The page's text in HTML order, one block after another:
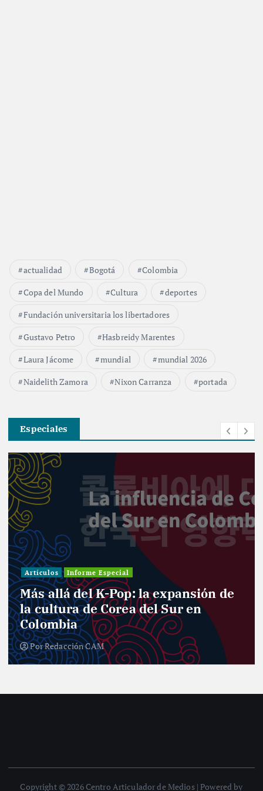
actualidad Bogotá
Colombia
Copa del Mundo
Cultura
deportes
Fundación universitaria los libertadores
Gustavo Petro
Hasbreidy Marentes
Laura Jácome
mundial
mundial 2026
Naidelith Zamora
Nixon Carranza portada
Especiales
Informe Especial
del K-Pop: la expansión de
de Corea del Sur en
CAM
Entre
Copyright © 2026 Centro Articulador de Medios | Powered by